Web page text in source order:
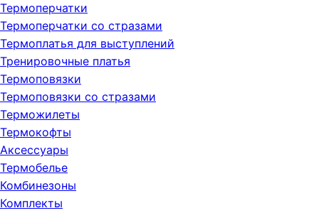
Термоперчатки
Термоперчатки со стразами
Термоплатья для выступлений
Тренировочные платья
Термоповязки
Термоповязки со стразами
Терможилеты
Термокофты
Аксессуары
Термобелье
Комбинезоны
Комплекты